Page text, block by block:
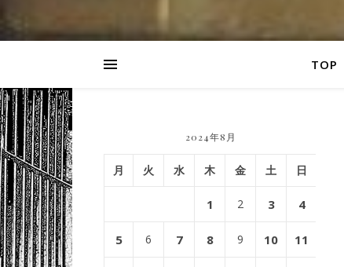
TOP
2024年8月
月 火 水 木 金 土 日
1 2 3 4
5 6 7 8 9 10 11